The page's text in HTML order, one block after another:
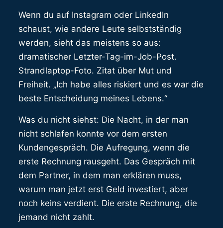
Wenn du auf Instagram oder LinkedIn
schaust, wie andere Leute selbstständig
werden, sieht das meistens so aus:
dramatischer Letzter-Tag-im-Job-Post.
Strandlaptop-Foto. Zitat über Mut und
Freiheit. „Ich habe alles riskiert und es war die
beste Entscheidung meines Lebens.“
Was du nicht siehst: Die Nacht, in der man
nicht schlafen konnte vor dem ersten
Kundengespräch. Die Aufregung, wenn die
erste Rechnung rausgeht. Das Gespräch mit
dem Partner, in dem man erklären muss,
warum man jetzt erst Geld investiert, aber
noch keins verdient. Die erste Rechnung, die
jemand nicht zahlt.